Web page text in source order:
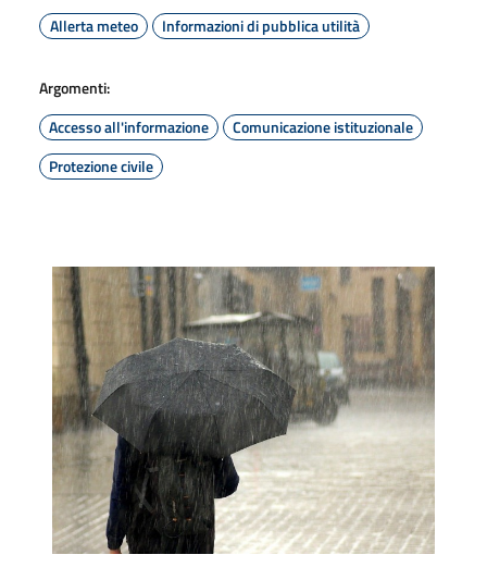
Allerta meteo
Informazioni di pubblica utilità
Argomenti:
Accesso all'informazione
Comunicazione istituzionale
Protezione civile